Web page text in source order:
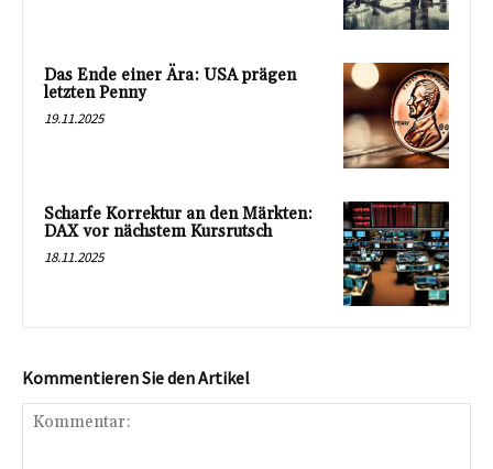
Das Ende einer Ära: USA prägen
letzten Penny
19.11.2025
Scharfe Korrektur an den Märkten:
DAX vor nächstem Kursrutsch
18.11.2025
Kommentieren Sie den Artikel